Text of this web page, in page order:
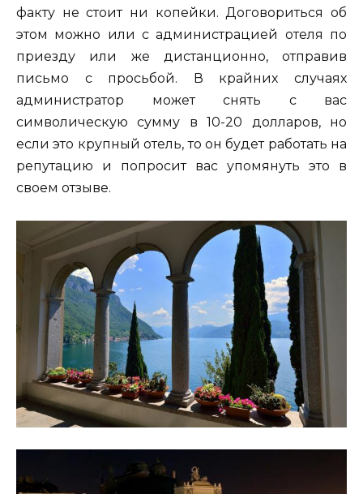
факту не стоит ни копейки. Договориться об
этом можно или с администрацией отеля по
приезду или же дистанционно, отправив
письмо с просьбой. В крайних случаях
администратор может снять с вас
символическую сумму в 10-20 долларов, но
если это крупный отель, то он будет работать на
репутацию и попросит вас упомянуть это в
своем отзыве.